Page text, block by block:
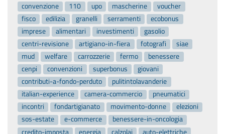
convenzione
110 upo mascherine
voucher
fisco
edilizia granelli serramenti
ecobonus
imprese
alimentari investimenti
gasolio
centri-revisione
artigiano-in-fiera fotografi
siae
mud
welfare carrozzerie fermo
benessere
cenpi
convenzioni superbonus
giovani
contributi-a-fondo-perduto
pulitintolavanderie
italian-experience
camera-commercio
pneumatici
incontri
fondartigianato movimento-donne
elezioni
sos-estate
e-commerce
benessere-in-oncologia
credito-imposta
energia calzolai auto-elettriche